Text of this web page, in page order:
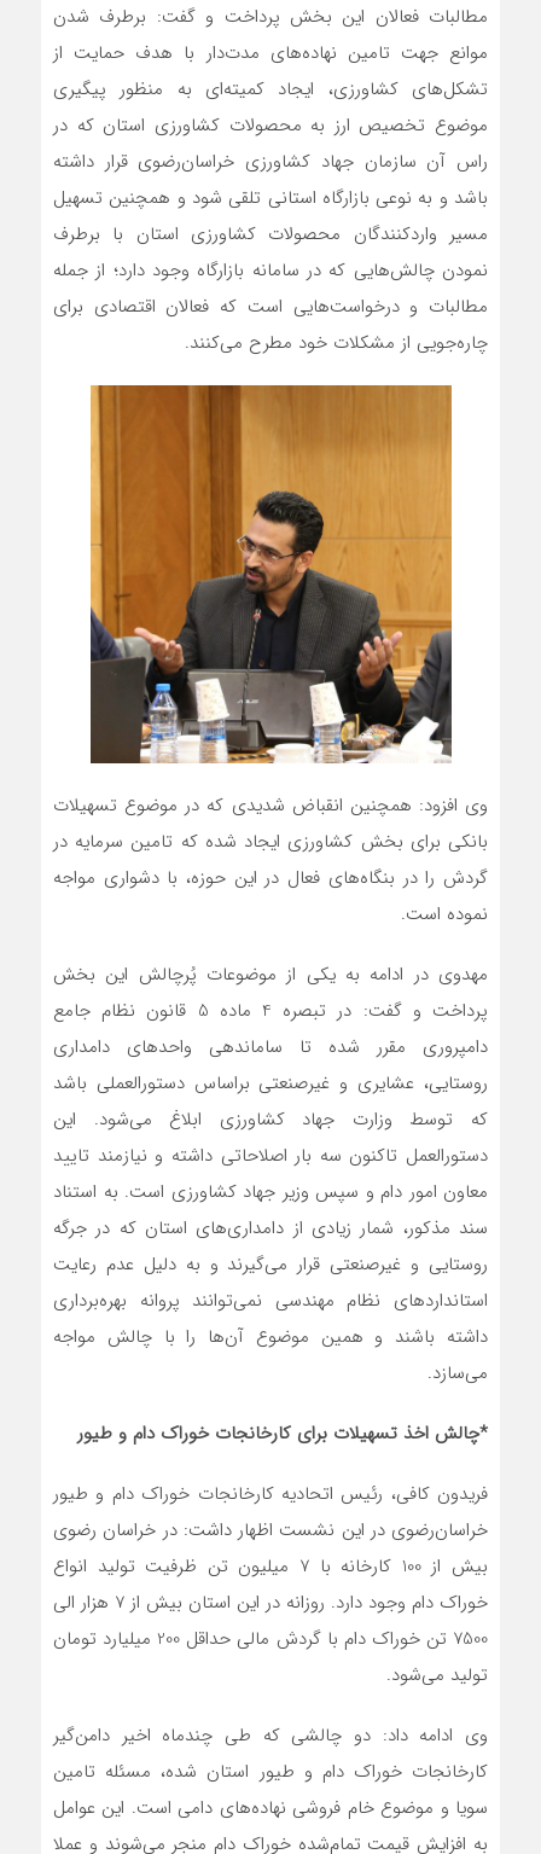
مطالبات فعالان این بخش پرداخت و گفت: برطرف شدن
موانع جهت تامین نهاده‌های مدت‌دار با هدف حمایت از
تشکل‌های کشاورزی، ایجاد کمیته‌ای به منظور پیگیری
موضوع تخصیص ارز به محصولات کشاورزی استان که در
راس آن سازمان جهاد کشاورزی خراسان‌رضوی قرار داشته
باشد و به نوعی بازارگاه استانی تلقی شود و همچنین تسهیل
مسیر واردکنندگان محصولات کشاورزی استان با برطرف
نمودن چالش‌هایی که در سامانه بازارگاه وجود دارد؛ از جمله
مطالبات و درخواست‌هایی است که فعالان اقتصادی برای
چاره‌جویی از مشکلات خود مطرح می‌کنند.
وی افزود: همچنین انقباض شدیدی که در موضوع تسهیلات
بانکی برای بخش کشاورزی ایجاد شده که تامین سرمایه در
گردش را در بنگاه‌های فعال در این حوزه، با دشواری مواجه
نموده است.
مهدوی در ادامه به یکی از موضوعات پُرچالش این بخش
پرداخت و گفت: در تبصره 4 ماده 5 قانون نظام جامع
دامپروری مقرر شده تا ساماندهی واحدهای دامداری
روستایی، عشایری و غیرصنعتی براساس دستورالعملی باشد
که توسط وزارت جهاد کشاورزی ابلاغ می‌شود. این
دستورالعمل تاکنون سه بار اصلاحاتی داشته و نیازمند تایید
معاون امور دام و سپس وزیر جهاد کشاورزی است. به استناد
سند مذکور، شمار زیادی از دامداری‌های استان که در جرگه
روستایی و غیرصنعتی قرار می‌گیرند و به دلیل عدم رعایت
استانداردهای نظام مهندسی نمی‌توانند پروانه بهره‌برداری
داشته باشند و همین موضوع آن‌ها را با چالش مواجه
می‌سازد.
*چالش اخذ تسهیلات برای کارخانجات خوراک دام و طیور
فریدون کافی، رئیس اتحادیه کارخانجات خوراک دام و طیور
خراسان‌رضوی در این نشست اظهار داشت: در خراسان رضوی
بیش از 100 کارخانه با 7 میلیون تن ظرفیت تولید انواع
خوراک دام وجود دارد. روزانه در این استان بیش از 7 هزار الی
7500 تن خوراک دام با گردش مالی حداقل 200 میلیارد تومان
تولید می‌شود.
وی ادامه داد: دو چالشی که طی چندماه اخیر دامن‌گیر
کارخانجات خوراک دام و طیور استان شده، مسئله تامین
سویا و موضوع خام فروشی نهاده‌های دامی است. این عوامل
به افزایش قیمت‌ تمام‌شده خوراک دام منجر می‌شوند و عملا